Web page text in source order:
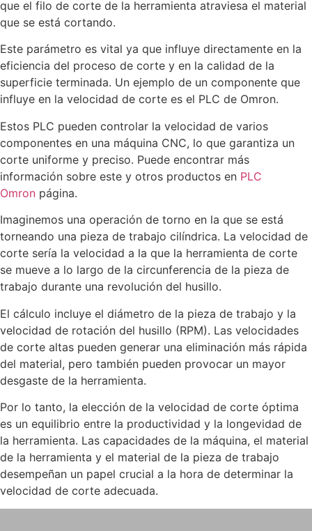
que el filo de corte de la herramienta atraviesa el material
que se está cortando.
Este parámetro es vital ya que influye directamente en la
eficiencia del proceso de corte y en la calidad de la
superficie terminada. Un ejemplo de un componente que
influye en la velocidad de corte es el PLC de Omron.
Estos PLC pueden controlar la velocidad de varios
componentes en una máquina CNC, lo que garantiza un
corte uniforme y preciso. Puede encontrar más
información sobre este y otros productos en PLC
Omron página.
Imaginemos una operación de torno en la que se está
torneando una pieza de trabajo cilíndrica. La velocidad de
corte sería la velocidad a la que la herramienta de corte
se mueve a lo largo de la circunferencia de la pieza de
trabajo durante una revolución del husillo.
El cálculo incluye el diámetro de la pieza de trabajo y la
velocidad de rotación del husillo (RPM). Las velocidades
de corte altas pueden generar una eliminación más rápida
del material, pero también pueden provocar un mayor
desgaste de la herramienta.
Por lo tanto, la elección de la velocidad de corte óptima
es un equilibrio entre la productividad y la longevidad de
la herramienta. Las capacidades de la máquina, el material
de la herramienta y el material de la pieza de trabajo
desempeñan un papel crucial a la hora de determinar la
velocidad de corte adecuada.